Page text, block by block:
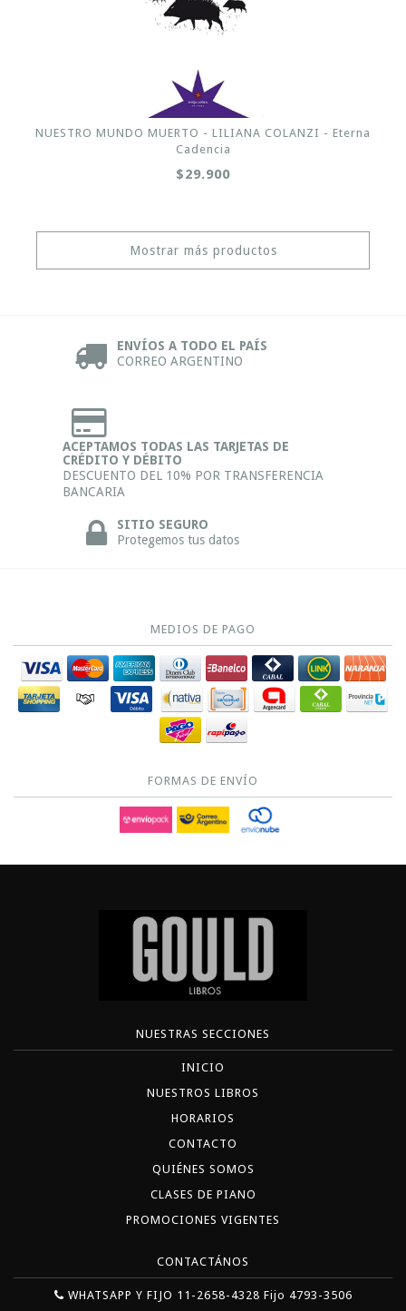
NUESTRO MUNDO MUERTO - LILIANA COLANZI - Eterna
Cadencia
$29.900
Mostrar más productos
ENVÍOS A TODO EL PAÍS
CORREO ARGENTINO
ACEPTAMOS TODAS LAS TARJETAS DE
CRÉDITO Y DÉBITO
DESCUENTO DEL 10% POR TRANSFERENCIA
BANCARIA
SITIO SEGURO
Protegemos tus datos
MEDIOS DE PAGO
FORMAS DE ENVÍO
NUESTRAS SECCIONES
INICIO
NUESTROS LIBROS
HORARIOS
CONTACTO
QUIÉNES SOMOS
CLASES DE PIANO
PROMOCIONES VIGENTES
CONTACTÁNOS
WHATSAPP Y FIJO 11-2658-4328 Fijo 4793-3506